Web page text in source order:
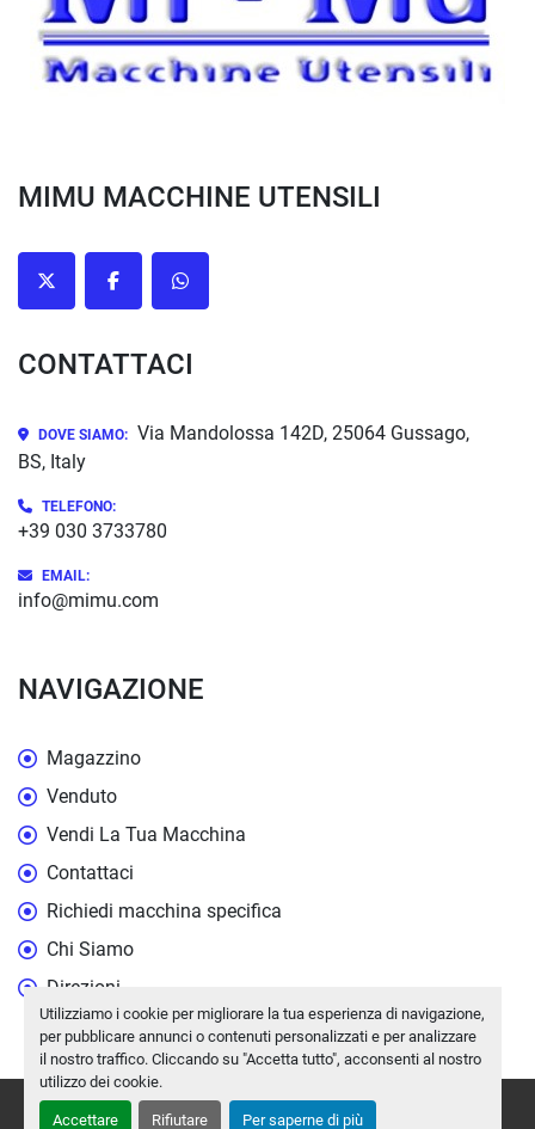
Utilizziamo i cookie per migliorare la tua esperienza di navigazione,
per pubblicare annunci o contenuti personalizzati e per analizzare
il nostro traffico. Cliccando su "Accetta tutto", acconsenti al nostro
utilizzo dei cookie.
Accettare Rifiutare Per saperne di più
MIMU MACCHINE UTENSILI
twitter facebookwhatsapp
CONTATTACI
DOVE SIAMO: Via Mandolossa 142D, 25064 Gussago,
BS, Italy
TELEFONO:
+39 030 3733780
EMAIL:
info@mimu.com
NAVIGAZIONE
Magazzino
Venduto
Vendi La Tua Macchina
Contattaci
Richiedi macchina specifica
Chi Siamo
Direzioni
Personalizza le preferenze sui Cookies